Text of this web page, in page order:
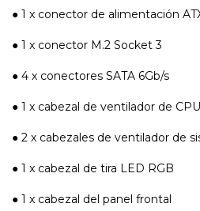
● 1 x conector de alimentación
● 1 x conector M.2 Socket 3
● 4 x conectores SATA 6Gb/s
● 1 x cabezal de ventilador de CPU
● 2 x cabezales de ventilador de
● 1 x cabezal de tira LED RGB
● 1 x cabezal del panel frontal